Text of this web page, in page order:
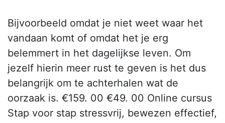
Bijvoorbeeld omdat je niet weet waar het
vandaan komt of omdat het je erg
belemmert in het dagelijkse leven. Om
jezelf hierin meer rust te geven is het dus
belangrijk om te achterhalen wat de
oorzaak is. €159. 00 €49. 00 Online cursus
Stap voor stap stressvrij, bewezen effectief,